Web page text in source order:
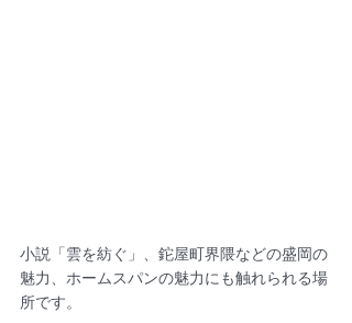
小説「雲を紡ぐ」、鉈屋町界隈などの盛岡の
魅力、ホームスパンの魅力にも触れられる場
所です。